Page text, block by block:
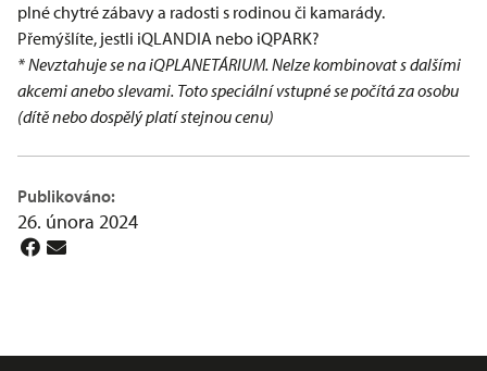
plné chytré zábavy a radosti s rodinou či kamarády.
Přemýšlíte, jestli iQLANDIA nebo iQPARK?
* Nevztahuje se na iQPLANETÁRIUM. Nelze kombinovat s dalšími
akcemi anebo slevami. Toto speciální vstupné se počítá za osobu
(dítě nebo dospělý platí stejnou cenu)
Publikováno:
26. února 2024